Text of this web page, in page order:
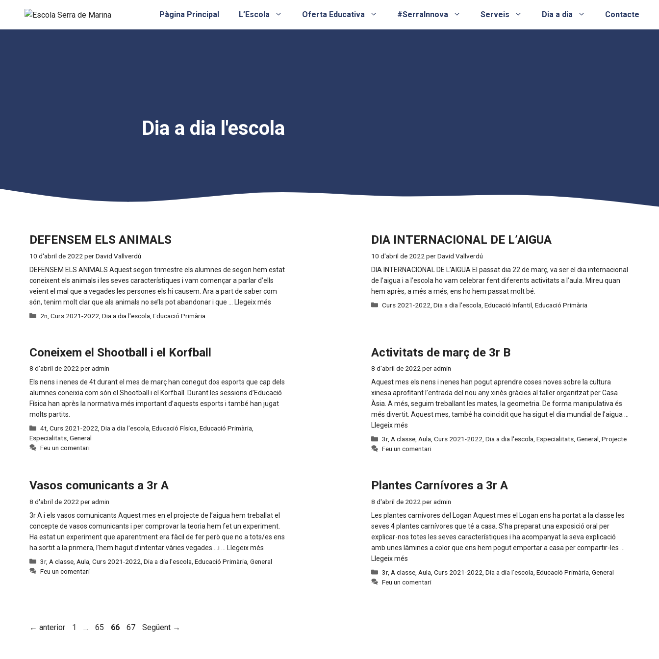
contingut
Pàgina Principal L’Escola Oferta Educativa #SerraInnova Serveis Dia a dia Contacte
Dia a dia l'escola
DEFENSEM ELS ANIMALS
10 d'abril de 2022 perDavid Vallverdú
DEFENSEM ELS ANIMALS Aquest segon trimestre els alumnes de segon hem estat
coneixent els animals i les seves característiques i vam començar a parlar d’ells
veient el mal que a vegades les persones els hi causem. Ara a part de saber com
són, tenim molt clar que als animals no se’ls pot abandonar i que …
Llegeix més
Categories
2n Curs 2021-2022 Dia a dia l'escola Educació Primària
DIA INTERNACIONAL DE L’AIGUA
10 d'abril de 2022 perDavid Vallverdú
DIA INTERNACIONAL DE L’AIGUA El passat dia 22 de març, va ser el dia internacional
de l’aigua i a l’escola ho vam celebrar fent diferents activitats a l’aula. Mireu quan
hem après, a més a més, ens ho hem passat molt bé.
Categories
Curs 2021-2022 Dia a dia l'escola Educació Infantil Educació Primària
Coneixem el Shootball i el Korfball
8 d'abril de 2022peradmin
Els nens i nenes de 4t durant el mes de març han conegut dos esports que cap dels
alumnes coneixia com són el Shootball i el Korfball. Durant les sessions d’Educació
Física han après la normativa més important d’aquests esports i també han jugat
molts partits.
Categories
4t, Curs 2021-2022 Dia a dia l'escola Educació Física Educació Primària
Especialitats General
Feu un comentari
Activitats de març de 3r B
8 d'abril de 2022peradmin
Aquest mes els nens i nenes han pogut aprendre coses noves sobre la cultura
xinesa aprofitant l’entrada del nou any xinès gràcies al taller organitzat per Casa
Àsia. A més, seguim treballant les mates, la geometria. De forma manipulativa és
més divertit. Aquest mes, també ha coincidit que ha sigut el dia mundial de l’aigua …
Llegeix més
Categories
3r, A classe, Aula Curs 2021-2022 Dia a dia l'escola Especialitats, General Projecte
Feu un comentari
Vasos comunicants a 3r A
8 d'abril de 2022 peradmin
3r A i els vasos comunicants Aquest mes en el projecte de l’aigua hem treballat el
concepte de vasos comunicants i per comprovar la teoria hem fet un experiment.
Ha estat un experiment que aparentment era fàcil de fer però que no a tots/es ens
ha sortit a la primera, l’hem hagut d’intentar vàries vegades….i …
Llegeix més
Categories
3r, A classe, Aula Curs 2021-2022 Dia a dia l'escola Educació Primària General
Feu un comentari
Plantes Carnívores a 3r A
8 d'abril de 2022 peradmin
Les plantes carnívores del Logan Aquest mes el Logan ens ha portat a la classe les
seves 4 plantes carnívores que té a casa. S’ha preparat una exposició oral per
explicar-nos totes les seves característiques i ha acompanyat la seva explicació
amb unes làmines a color que ens hem pogut emportar a casa per compartir-les …
Llegeix més
Categories
3r, A classe, Aula Curs 2021-2022 Dia a dia l'escola Educació Primària General
Feu un comentari
← anterior Pàgina
1 … Pàgina
65 Pàgina
66 Pàgina
67 Següent →